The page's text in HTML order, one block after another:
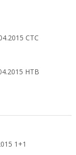
СТС
НТВ
1+1